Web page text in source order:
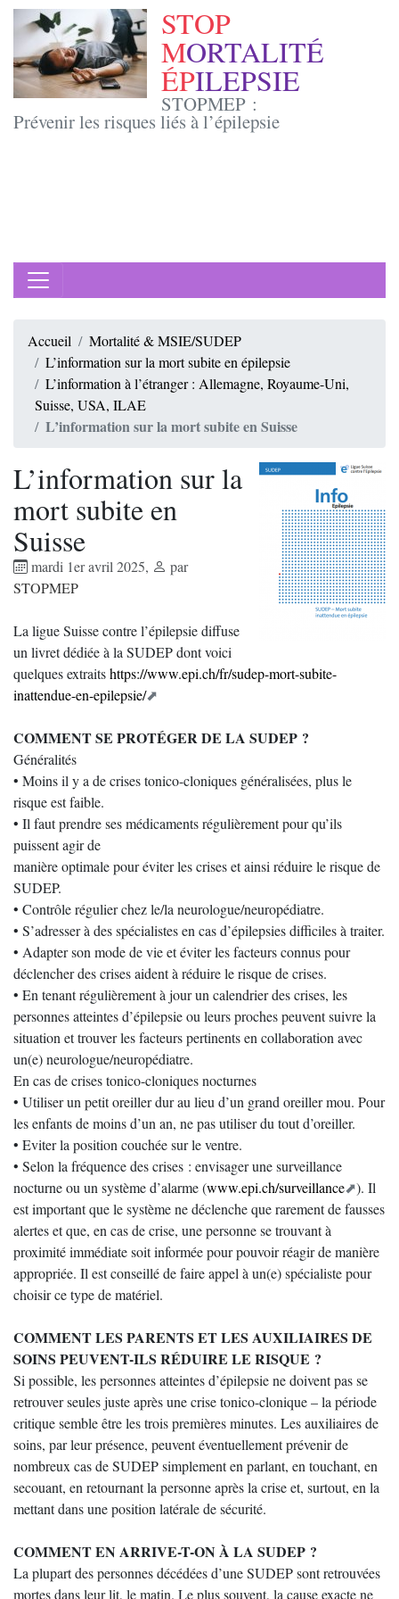
STOP
MORTALITÉ
ÉPILEPSIE
STOPMEP :
Prévenir les risques liés à l’épilepsie
Accueil
Mortalité & MSIE/SUDEP
L’information sur la mort subite en épilepsie
L’information à l’étranger : Allemagne, Royaume-Uni,
Suisse, USA, ILAE
L’information sur la mort subite en Suisse
L’information sur la
mort subite en
Suisse
mardi 1er avril 2025,
par
STOPMEP
La ligue Suisse contre l’épilepsie diffuse
un livret dédiée à la SUDEP dont voici
quelques extraitshttps://www.epi.ch/fr/sudep-mort-subite-
inattendue-en-epilepsie/
COMMENT SE PROTÉGER DE LA SUDEP ?
Généralités
• Moins il y a de crises tonico-cloniques généralisées, plus le
risque est faible.
• Il faut prendre ses médicaments régulièrement pour qu’ils
puissent agir de
manière optimale pour éviter les crises et ainsi réduire le risque de
SUDEP.
• Contrôle régulier chez le/la neurologue/neuropédiatre.
• S’adresser à des spécialistes en cas d’épilepsies difficiles à traiter.
• Adapter son mode de vie et éviter les facteurs connus pour
déclencher des crises aident à réduire le risque de crises.
• En tenant régulièrement à jour un calendrier des crises, les
personnes atteintes d’épilepsie ou leurs proches peuvent suivre la
situation et trouver les facteurs pertinents en collaboration avec
un(e) neurologue/neuropédiatre.
En cas de crises tonico-cloniques nocturnes
• Utiliser un petit oreiller dur au lieu d’un grand oreiller mou. Pour
les enfants de moins d’un an, ne pas utiliser du tout d’oreiller.
• Eviter la position couchée sur le ventre.
• Selon la fréquence des crises : envisager une surveillance
nocturne ou un système d’alarme (www.epi.ch/surveillance
). Il
est important que le système ne déclenche que rarement de fausses
alertes et que, en cas de crise, une personne se trouvant à
proximité immédiate soit informée pour pouvoir réagir de manière
appropriée. Il est conseillé de faire appel à un(e) spécialiste pour
choisir ce type de matériel.
COMMENT LES PARENTS ET LES AUXILIAIRES DE
SOINS PEUVENT-ILS RÉDUIRE LE RISQUE ?
Si possible, les personnes atteintes d’épilepsie ne doivent pas se
retrouver seules juste après une crise tonico-clonique – la période
critique semble être les trois premières minutes. Les auxiliaires de
soins, par leur présence, peuvent éventuellement prévenir de
nombreux cas de SUDEP simplement en parlant, en touchant, en
secouant, en retournant la personne après la crise et, surtout, en la
mettant dans une position latérale de sécurité.
COMMENT EN ARRIVE-T-ON À LA SUDEP ?
La plupart des personnes décédées d’une SUDEP sont retrouvées
mortes dans leur lit, le matin. Le plus souvent, la cause exacte ne